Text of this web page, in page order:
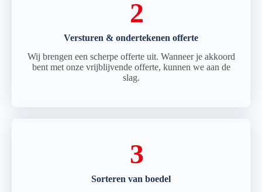
2
Versturen & ondertekenen offerte
Wij brengen een scherpe offerte uit. Wanneer je akkoord
bent met onze vrijblijvende offerte, kunnen we aan de
slag.
3
Sorteren van boedel